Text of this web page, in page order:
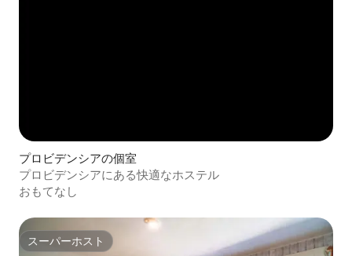
プロビデンシアの個室
プロビデンシアにある快適なホステル
おもてなし
スーパーホスト
スーパーホスト